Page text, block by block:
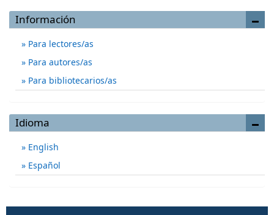
Información
Para lectores/as
Para autores/as
Para bibliotecarios/as
Idioma
English
Español